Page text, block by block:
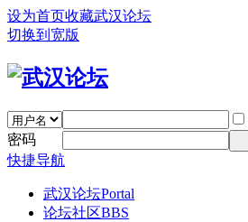
设为首页收藏武汉论坛
切换到宽版
密码
快捷导航
武汉论坛Portal
论坛社区BBS